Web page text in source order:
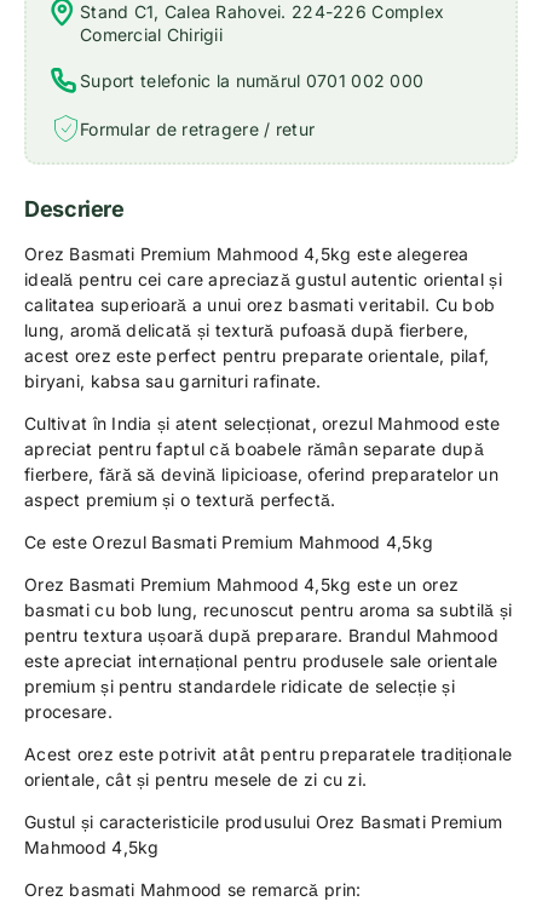
Stand C1, Calea Rahovei. 224-226 Complex
Comercial Chirigii
Suport telefonic la numărul 0701 002 000
Formular de retragere / retur
Descriere
Orez Basmati Premium Mahmood 4,5kg este alegerea
ideală pentru cei care apreciază gustul autentic oriental și
calitatea superioară a unui orez basmati veritabil. Cu bob
lung, aromă delicată și textură pufoasă după fierbere,
acest orez este perfect pentru preparate orientale, pilaf,
biryani, kabsa sau garnituri rafinate.
Cultivat în India și atent selecționat, orezul Mahmood este
apreciat pentru faptul că boabele rămân separate după
fierbere, fără să devină lipicioase, oferind preparatelor un
aspect premium și o textură perfectă.
Ce este Orezul Basmati Premium Mahmood 4,5kg
Orez Basmati Premium Mahmood 4,5kg este un orez
basmati cu bob lung, recunoscut pentru aroma sa subtilă și
pentru textura ușoară după preparare. Brandul Mahmood
este apreciat internațional pentru produsele sale orientale
premium și pentru standardele ridicate de selecție și
procesare.
Acest orez este potrivit atât pentru preparatele tradiționale
orientale, cât și pentru mesele de zi cu zi.
Gustul și caracteristicile produsului Orez Basmati Premium
Mahmood 4,5kg
Orez basmati Mahmood se remarcă prin: